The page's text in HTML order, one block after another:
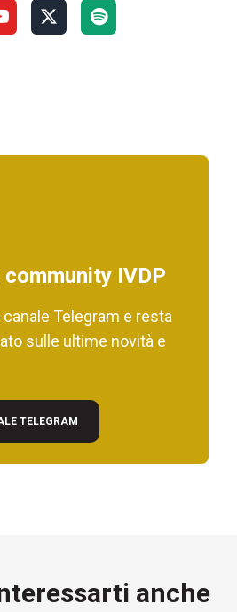
IVDP
Telegram e resta
sulle ultime novità e
TELEGRAM
anche